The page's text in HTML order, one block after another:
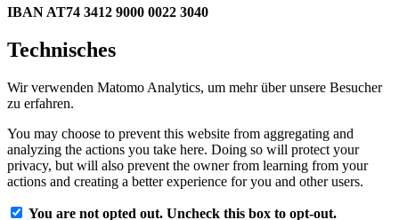
IBAN AT74 3412 9000 0022 3040
Technisches
Wir verwenden Matomo Analytics, um mehr über unsere Besucher
zu erfahren.
You may choose to prevent this website from aggregating and
analyzing the actions you take here. Doing so will protect your
privacy, but will also prevent the owner from learning from your
actions and creating a better experience for you and other users.
You are not opted out. Uncheck this box to opt-out.